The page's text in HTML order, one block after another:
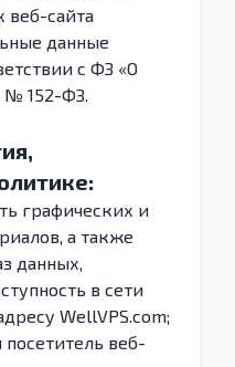
веб-сайта
данные
с ФЗ «О
№ 152-ФЗ.
графических и
а также
данных,
в сети
WellVPS.com;
веб-